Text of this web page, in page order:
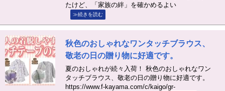
たけど、「家族の絆」を確かめるよい
≫続きを読む
秋色のおしゃれなワンタッチブラウス、
敬老の日の贈り物に好適です。
夏のおしゃれが続々入荷！ 秋色のおしゃれなワン
タッチブラウス、敬老の日の贈り物に好適です。
https://www.f-kayama.com/c/kaigo/gr-